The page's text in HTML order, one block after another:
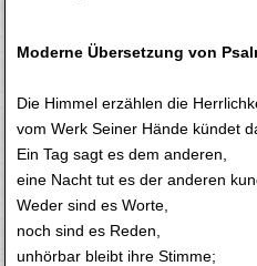
Moderne Übersetzung von
Die Himmel erzählen die
vom Werk Seiner Hände kündet
Ein Tag sagt es dem anderen,
eine Nacht tut es der anderen
Weder sind es Worte,
noch sind es Reden,
unhörbar bleibt ihre Stimme;